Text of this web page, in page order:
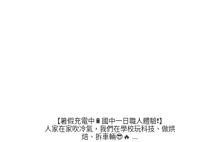
【暑假充電中🔋國中一日職人體驗❗】
人家在家吹冷氣，我們在學校玩科技、做烘
焙、拆車輛😎🔥 ...